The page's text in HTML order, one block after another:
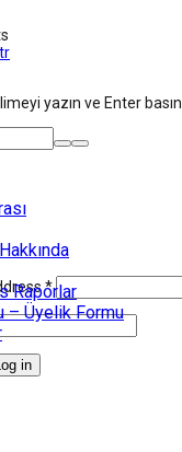
yazın ve Enter basın
*
Log in
Raporlar
– Üyelik Formu